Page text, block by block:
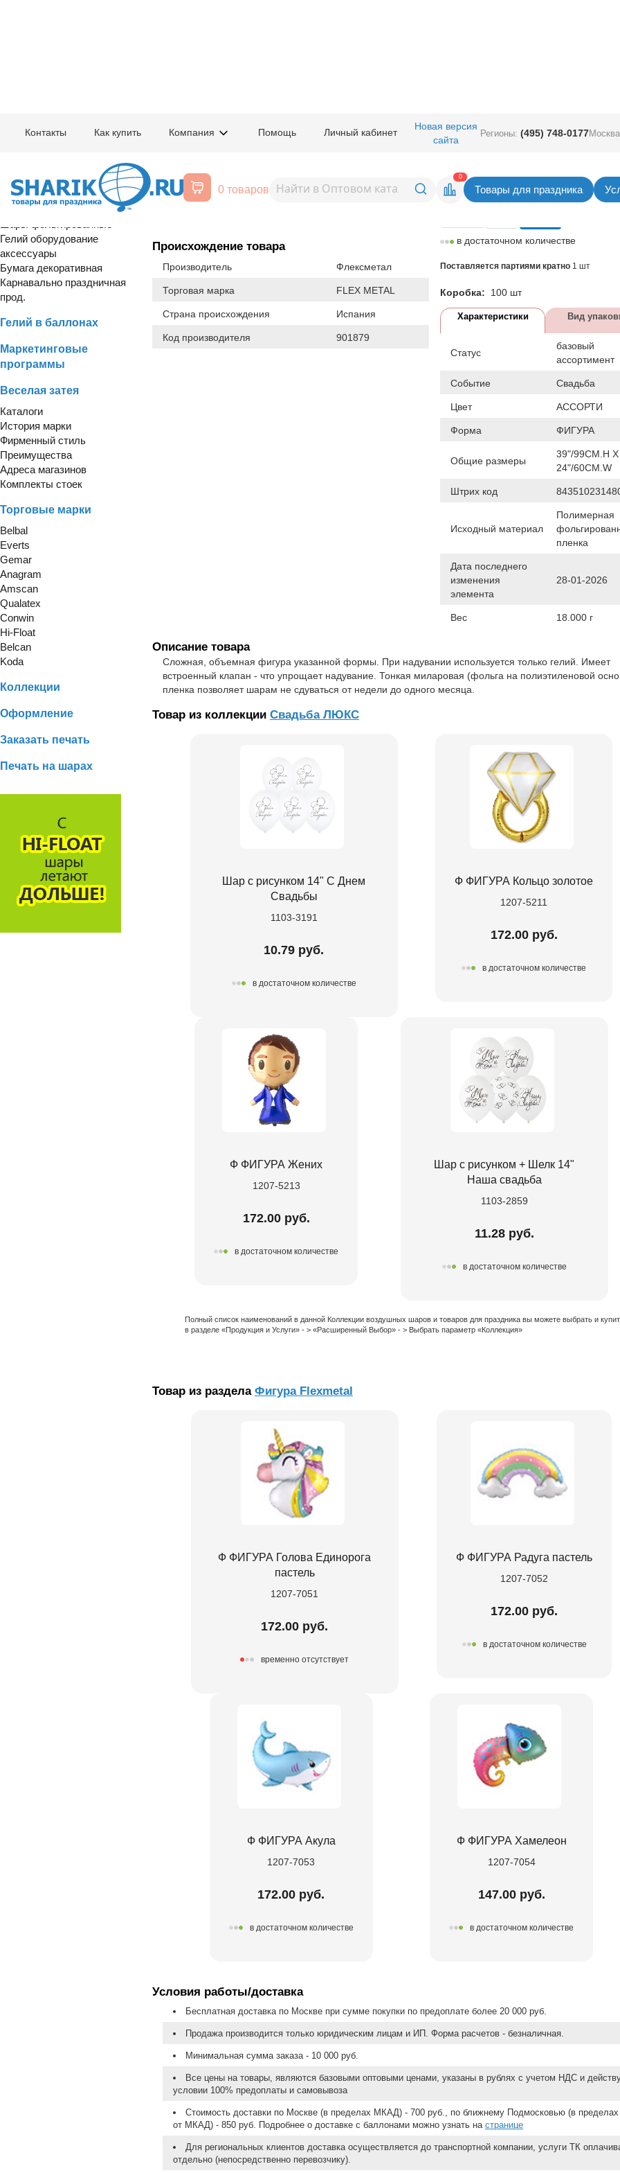
Контакты Как купить Компания Помощь Личный кабинет
Новая версия
сайта
Регионы: (495) 748-0177
0 товаров
0
Товары для праздника
Расширенный поиск
Шары латексные
Гелий оборудование
аксессуары
Бумага декоративная
Карнавально праздничная
прод.
Гелий в баллонах
Маркетинговые
программы
Веселая затея
Каталоги
История марки
Фирменный стиль
Преимущества
Адреса магазинов
Комплекты стоек
Торговые марки
Belbal
Everts
Gemar
Anagram
Amscan
Qualatex
Conwin
Hi-Float
Belcan
Koda
Коллекции
Оформление
Заказать печать
Печать на шарах
1207-5212 Вернуться в раздел Фигура
Происхождение товара
Производитель Флексметал
Торговая марка FLEX METAL
Страна происхождения Испания
Код производителя 901879
Цена 172,00 руб. за шт
в достаточном количестве
Поставляется партиями кратно 1 шт
Коробка: 100 шт
Характеристики Вид
Статус
базовый
ассортимент
Событие Свадьба
Цвет АССОРТИ
Форма ФИГУРА
Общие размеры
39"/99CM.H X
24"/60CM.W
Штрих код
Исходный материал
Полимерная
пленка
Дата последнего
изменения
элемента
28-01-2026
Вес 18.000 г
Описание товара
Сложная, объемная фигура указанной формы. При надувании используется только гелий. Имеет
встроенный клапан - что упрощает надувание. Тонкая миларовая (фольга на полиэтиленовой
пленка позволяет шарам не сдуваться от недели до одного месяца.
Товар из коллекции Свадьба ЛЮКС
Шар с рисунком 14" С Днем
Свадьбы
1103-3191
10.79 руб.
в достаточном количестве
Ф ФИГУРА Кольцо золотое
1207-5211
172.00 руб.
в достаточном количестве
Ф ФИГУРА Жених
1207-5213
172.00 руб.
в достаточном количестве
Шар с рисунком + Шелк 14"
Наша свадьба
1103-2859
11.28 руб.
в достаточном количестве
Полный список наименований в данной Коллекции воздушных шаров и товаров для праздника вы можете выбрать и
в разделе «Продукция и Услуги» - > «Расширенный Выбор» - > Выбрать параметр «Коллекция»
Товар из раздела Фигура Flexmetal
Ф ФИГУРА Голова Единорога
пастель
1207-7051
172.00 руб.
временно отсутствует
Ф ФИГУРА Радуга пастель
1207-7052
172.00 руб.
в достаточном количестве
Ф ФИГУРА Акула
1207-7053
172.00 руб.
в достаточном количестве
Ф ФИГУРА Хамелеон
1207-7054
147.00 руб.
в достаточном количестве
Условия работы/доставка
Бесплатная доставка по Москве при сумме покупки по предоплате более 20 000 руб.
Продажа производится только юридическим лицам и ИП. Форма расчетов - безналичная.
Минимальная сумма заказа - 10 000 руб.
Все цены на товары, являются базовыми оптовыми ценами, указаны в рублях с учетом НДС и
условии 100% предоплаты и самовывоза
Стоимость доставки по Москве (в пределах МКАД) - 700 руб., по ближнему Подмосковью (в пределах
от МКАД) - 850 руб. Подробнее о доставке с баллонами можно узнать на странице
Для региональных клиентов доставка осуществляется до транспортной компании, услуги ТК
отдельно (непосредственно перевозчику).